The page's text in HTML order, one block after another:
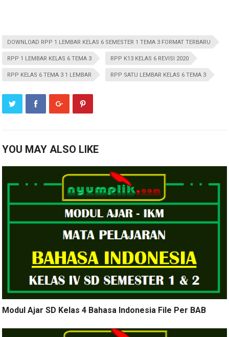
DOWNLOAD RPP 1 LEMBAR KELAS 6 SEMESTER 1 TEMA 3 FORMAT TERBARU
RPP 1 LEMBAR KELAS 6 TEMA 3 RPP K13 KELAS 6 REVISI 2020
RPP KELAS 6 TEMA 3 1 LEMBAR RPP SATU LEMBAR KELAS 6 TEMA 3
YOU MAY ALSO LIKE
Modul Ajar SD Kelas 4 Bahasa Indonesia File Per BAB